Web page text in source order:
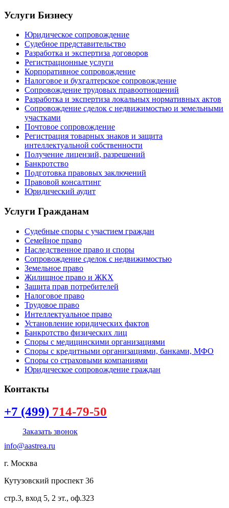
Услуги Бизнесу
Юридическое сопровождение
Судебное представительство
Разработка и экспертиза договоров
Регистрационные услуги
Корпоративное сопровождение
Налоговое и бухгалтерское сопровождение
Сопровождение трудовых правоотношений
Разработка и экспертиза локальных нормативных актов
Сопровождение сделок с недвижимостью и земельными
участками
Почтовое сопровождение
Регистрация товарных знаков и защита
интеллектуальной собственности
Получение лицензий, разрешений
Банкротство
Подготовка правовых заключений
Правовой консалтинг
Юридический аудит
Услуги Гражданам
Судебные споры с участием граждан
Семейное право
Наследственное право и споры
Сопровождение сделок с недвижимостью
Земельное право
Жилищное право и ЖКХ
Защита прав потребителей
Налоговое право
Трудовое право
Интеллектуальное право
Установление юридических фактов
Банкротство физических лиц
Споры с медицинскими организациями
Споры с кредитными организациями, банками, МФО
Споры со страховыми компаниями
Юридическое сопровождение граждан
Контакты
+7 (499) 714-79-50
Заказать звонок
info@aastrea.ru
г. Москва
Кутузовский проспект 36
стр.3, вход 5, 2 эт., оф.323